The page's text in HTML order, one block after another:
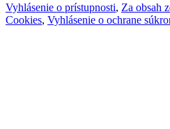
Vyhlásenie o prístupnosti, Za obsah
Cookies, Vyhlásenie o ochrane